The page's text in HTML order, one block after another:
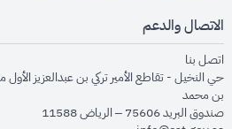
الاتصال والدعم
اتصل بنا
حي النخيل - تقاطع الأمير تركي بن عبدالعزيز
بن محمد
صندوق البريد 75606 – الرياض 11588